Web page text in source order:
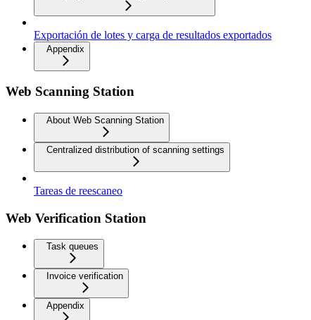
Exportación de lotes y carga de resultados exportados
Appendix
Web Scanning Station
About Web Scanning Station
Centralized distribution of scanning settings
Tareas de reescaneo
Web Verification Station
Task queues
Invoice verification
Appendix